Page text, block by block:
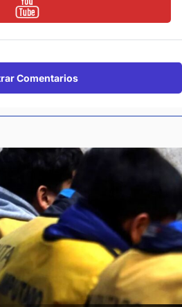
Comentarios